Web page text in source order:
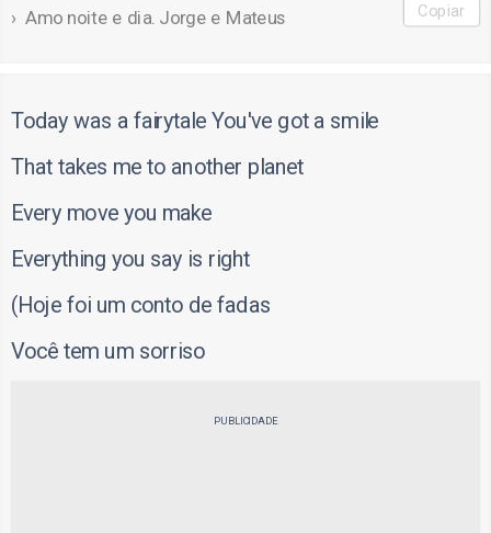
Amo noite e dia. Jorge e Mateus Copiar
Today was a fairytale You've got a smile
That takes me to another planet
Every move you make
Everything you say is right
(Hoje foi um conto de fadas
Você tem um sorriso
PUBLICIDADE